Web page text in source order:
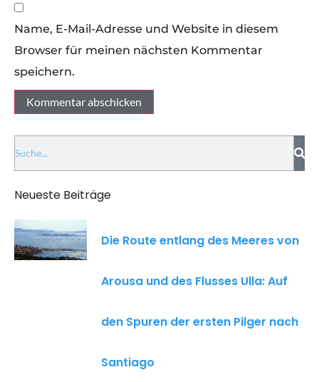
Name, E-Mail-Adresse und Website in diesem
Browser für meinen nächsten Kommentar
speichern.
Neueste Beiträge
Die Route entlang des Meeres von
Arousa und des Flusses Ulla: Auf
den Spuren der ersten Pilger nach
Santiago